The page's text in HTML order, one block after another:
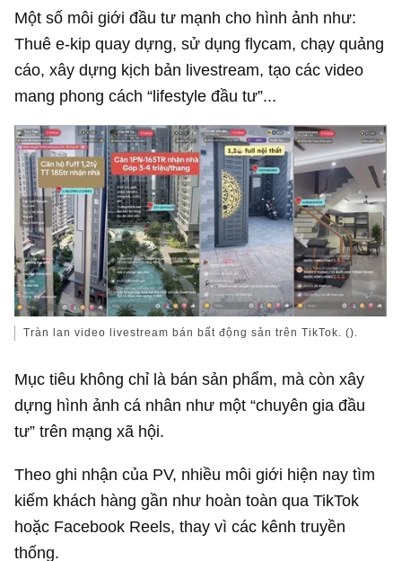
Một số môi giới đầu tư mạnh cho hình ảnh như:
Thuê e-kip quay dựng, sử dụng flycam, chạy quảng
cáo, xây dựng kịch bản livestream, tạo các video
mang phong cách “lifestyle đầu tư”...
Tràn lan video livestream bán bất động sản trên TikTok. ().
Mục tiêu không chỉ là bán sản phẩm, mà còn xây
dựng hình ảnh cá nhân như một “chuyên gia đầu
tư” trên mạng xã hội.
Theo ghi nhận của PV, nhiều môi giới hiện nay tìm
kiếm khách hàng gần như hoàn toàn qua TikTok
hoặc Facebook Reels, thay vì các kênh truyền
thống.